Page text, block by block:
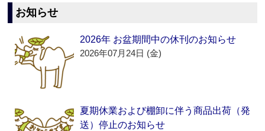
お知らせ
2026年 お盆期間中の休刊のお知らせ
2026年07月24日 (金)
夏期休業および棚卸に伴う商品出荷（発
送）停止のお知らせ